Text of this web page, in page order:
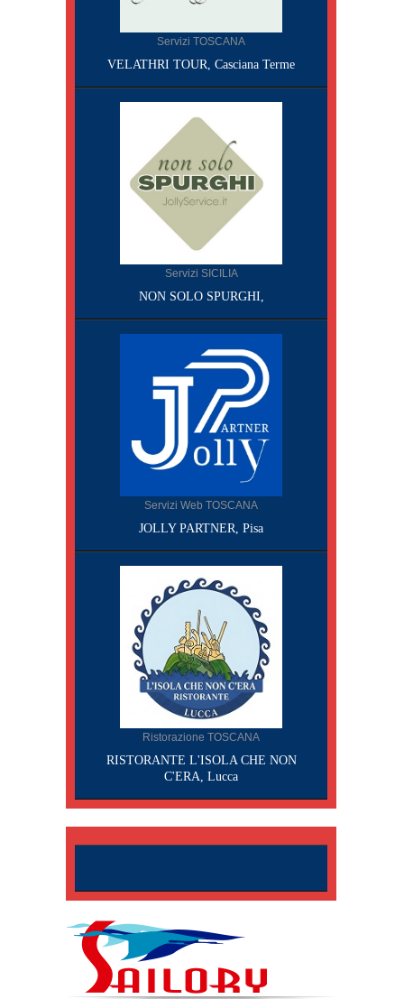
Servizi TOSCANA
VELATHRI TOUR, Casciana Terme
Servizi SICILIA
NON SOLO SPURGHI,
Servizi Web TOSCANA
JOLLY PARTNER, Pisa
Ristorazione TOSCANA
RISTORANTE L'ISOLA CHE NON
C'ERA, Lucca